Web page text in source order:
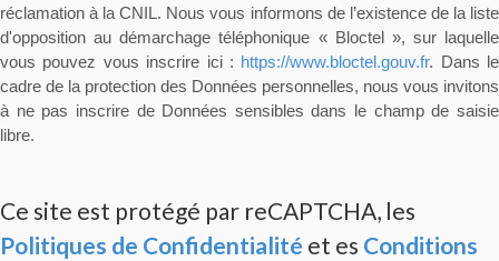
réclamation à la CNIL. Nous vous informons de l’existence de la liste
d'opposition au démarchage téléphonique « Bloctel », sur laquelle
vous pouvez vous inscrire ici : https://www.bloctel.gouv.fr. Dans le
cadre de la protection des Données personnelles, nous vous invitons
à ne pas inscrire de Données sensibles dans le champ de saisie
libre.
Ce site est protégé par reCAPTCHA, les
Politiques de Confidentialité et es Conditions